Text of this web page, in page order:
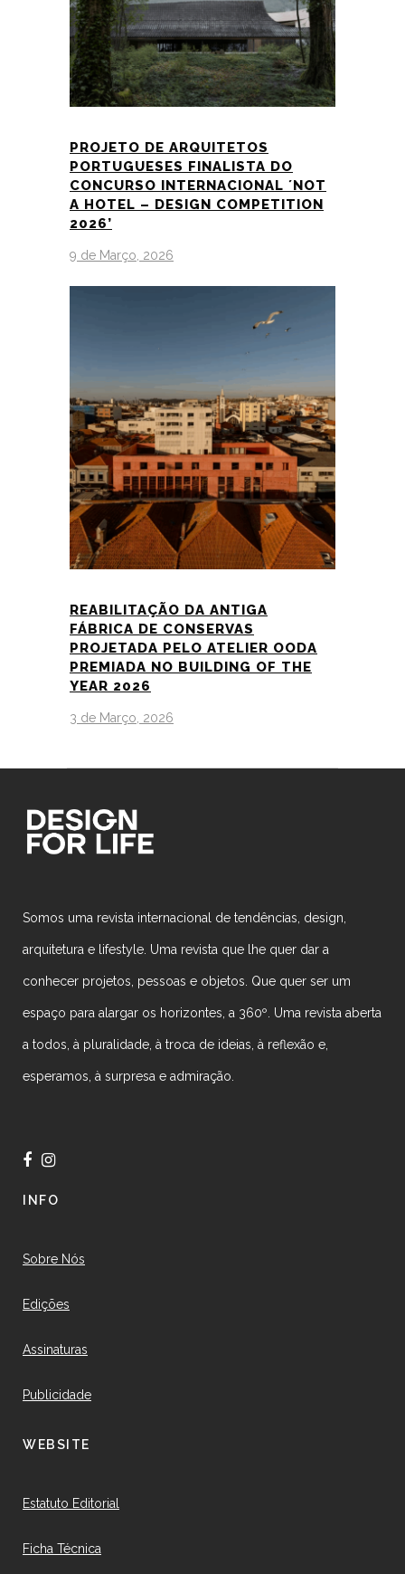
PROJETO DE ARQUITETOS
PORTUGUESES FINALISTA DO
CONCURSO INTERNACIONAL ´NOT
A HOTEL – DESIGN COMPETITION
2026’
9 de Março, 2026
REABILITAÇÃO DA ANTIGA
FÁBRICA DE CONSERVAS
PROJETADA PELO ATELIER OODA
PREMIADA NO BUILDING OF THE
YEAR 2026
3 de Março, 2026
Somos uma revista internacional de tendências, design,
arquitetura e lifestyle. Uma revista que lhe quer dar a
conhecer projetos, pessoas e objetos. Que quer ser um
espaço para alargar os horizontes, a 360º. Uma revista aberta
a todos, à pluralidade, à troca de ideias, à reflexão e,
esperamos, à surpresa e admiração.
INFO
Sobre Nós
Edições
Assinaturas
Publicidade
WEBSITE
Estatuto Editorial
Ficha Técnica